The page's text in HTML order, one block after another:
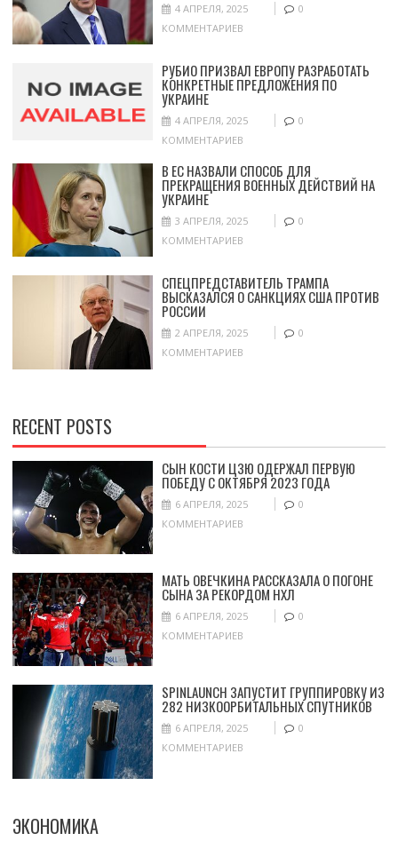
4 АПРЕЛЯ, 2025
0
КОММЕНТАРИЕВ
РУБИО ПРИЗВАЛ ЕВРОПУ РАЗРАБОТАТЬ
КОНКРЕТНЫЕ ПРЕДЛОЖЕНИЯ ПО
УКРАИНЕ
4 АПРЕЛЯ, 2025
0
КОММЕНТАРИЕВ
В ЕС НАЗВАЛИ СПОСОБ ДЛЯ
ПРЕКРАЩЕНИЯ ВОЕННЫХ ДЕЙСТВИЙ НА
УКРАИНЕ
3 АПРЕЛЯ, 2025
0
КОММЕНТАРИЕВ
СПЕЦПРЕДСТАВИТЕЛЬ ТРАМПА
ВЫСКАЗАЛСЯ О САНКЦИЯХ США ПРОТИВ
РОССИИ
2 АПРЕЛЯ, 2025
0
КОММЕНТАРИЕВ
RECENT POSTS
СЫН КОСТИ ЦЗЮ ОДЕРЖАЛ ПЕРВУЮ
ПОБЕДУ С ОКТЯБРЯ 2023 ГОДА
6 АПРЕЛЯ, 2025
0
КОММЕНТАРИЕВ
МАТЬ ОВЕЧКИНА РАССКАЗАЛА О ПОГОНЕ
СЫНА ЗА РЕКОРДОМ НХЛ
6 АПРЕЛЯ, 2025
0
КОММЕНТАРИЕВ
SPINLAUNCH ЗАПУСТИТ ГРУППИРОВКУ ИЗ
282 НИЗКООРБИТАЛЬНЫХ СПУТНИКОВ
6 АПРЕЛЯ, 2025
0
КОММЕНТАРИЕВ
ЭКОНОМИКА